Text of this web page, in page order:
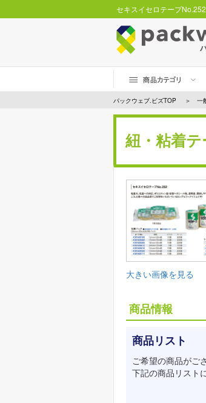
セキスイセロテープ
パックウェブ.ビズTOP 一
紐・粘着テ
大きい画像を見る
商品情報
商品リスト
ご希望の商品がご
下記の商品リスト